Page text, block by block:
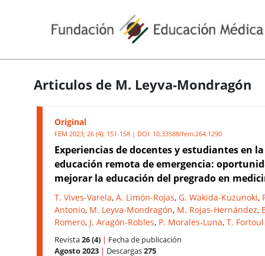
Articulos de M. Leyva-Mondragón
Original
FEM 2023; 26 (4): 151-158 | DOI: 10.33588/fem.264.1290
Experiencias de docentes y estudiantes en la
educación remota de emergencia:
mejorar la educación del pregrado en
T. Vives-Varela, A. Limón-Rojas, G. Wakida-Kuzunoki,
Antonio, M. Leyva-Mondragón, M. Rojas-Hernández,
Romero, J. Aragón-Robles, P. Morales-Luna, T. Fortoul
Revista26 (4) | Fecha de publicación
Agosto 2023 | Descargas275